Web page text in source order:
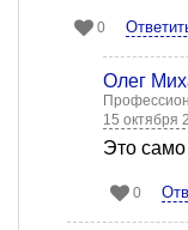
0
Олег
15 октября
Это само
0